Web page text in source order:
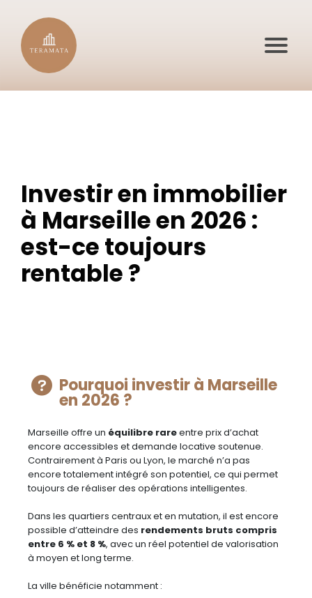
Investir en immobilier
à Marseille en 2026 :
est-ce toujours
rentable ?
Pourquoi investir à Marseille
en 2026 ?
Marseille offre un équilibre rareentre prix d’achat
encore accessibles et demande locative soutenue.
Contrairement à Paris ou Lyon, le marché n’a pas
encore totalement intégré son potentiel, ce qui permet
toujours de réaliser des opérations intelligentes.
Dans les quartiers centraux et en mutation, il est encore
possible d’atteindre des rendements bruts compris
entre 6 % et 8 %, avec un réel potentiel de valorisation
à moyen et long terme.
La ville bénéficie notamment :